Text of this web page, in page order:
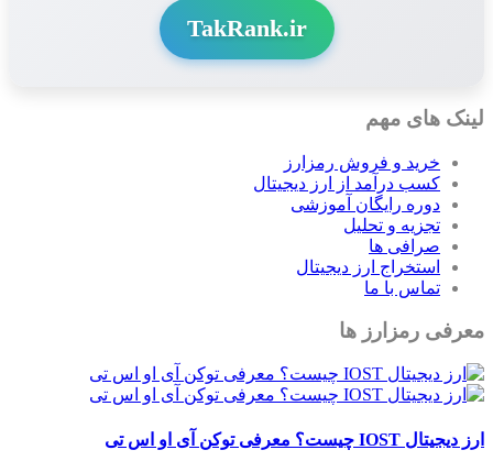
TakRank.ir
لینک های مهم
خرید و فروش رمزارز
کسب درآمد از ارز دیجیتال
دوره رایگان آموزشی
تجزیه و تحلیل
صرافی ها
استخراج ارز دیجیتال
تماس با ما
معرفی رمزارز ها
ارز دیجیتال IOST چیست؟ معرفی توکن آی او اس تی